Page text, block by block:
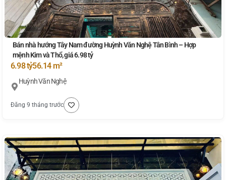
Bán nhà hướng Tây Nam đường Huỳnh Văn Nghệ Tân Bình – Hợp
mệnh Kim và Thổ, giá 6.98 tỷ
6.98 tỷ56.14 m²
Huỳnh Văn Nghệ
Đăng 9 tháng trước